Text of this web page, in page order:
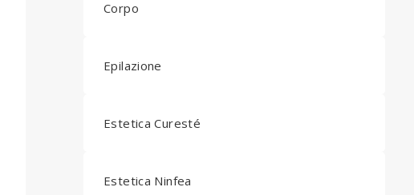
Corpo
Epilazione
Estetica Curesté
Estetica Ninfea